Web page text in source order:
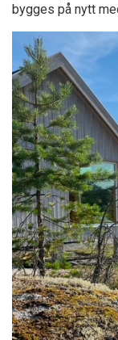
bygges på nytt